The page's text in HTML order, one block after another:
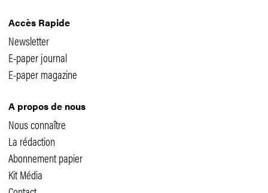
Accès Rapide
Newsletter
E-paper journal
E-paper magazine
A propos de nous
Nous connaître
La rédaction
Abonnement papier
Kit Média